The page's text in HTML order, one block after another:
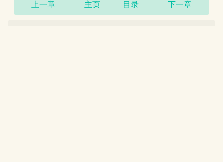
上一章 主页 目录 下一章